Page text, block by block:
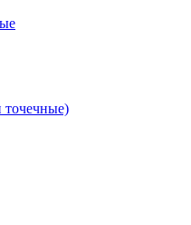
точечные)